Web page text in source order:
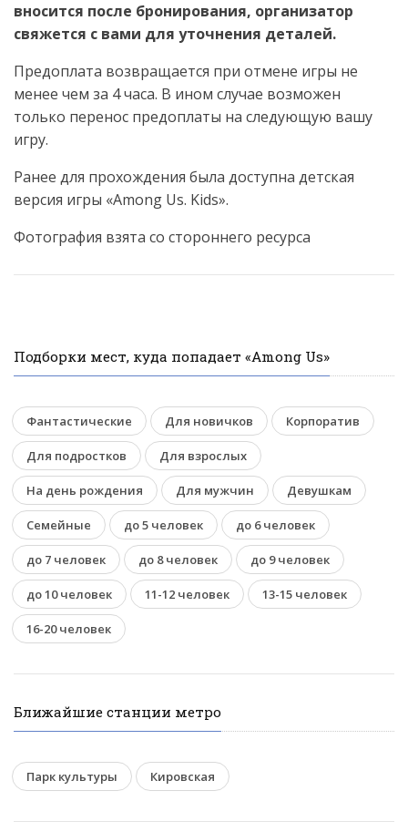
вносится после бронирования, организатор
свяжется с вами для уточнения деталей.
Предоплата возвращается при отмене игры не
менее чем за 4 часа. В ином случае возможен
только перенос предоплаты на следующую вашу
игру.
Ранее для прохождения была доступна детская
версия игры «Among Us. Kids».
Фотография взята со стороннего ресурса
Подборки мест, куда попадает «Among Us»
Фантастические Для новичков Корпоратив
Для подростков Для взрослых
На день рождения Для мужчин Девушкам
Семейные до 5 человек до 6 человек
до 7 человек до 8 человек до 9 человек
до 10 человек 11-12 человек 13-15 человек
16-20 человек
Ближайшие станции метро
Парк культуры Кировская